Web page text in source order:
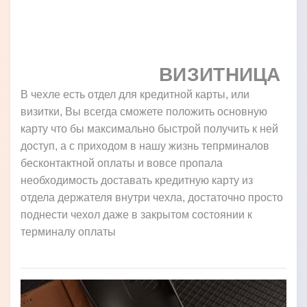
ВИЗИТНИЦА
В чехле есть отдел для кредитной карты, или
визитки, Вы всегда сможете положить основную
карту что бы максимально быстрой получить к ней
доступ, а с приходом в нашу жизнь тепрминалов
бесконтактной оплаты и вовсе пропала
необходимость доставать кредитную карту из
отдела держателя внутри чехла, достаточно просто
поднести чехол даже в закрытом состоянии к
терминалу оплаты